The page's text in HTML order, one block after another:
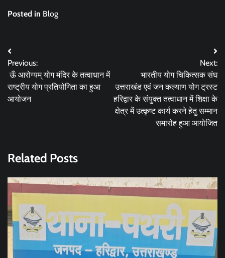
Posted in Blog
Post
navigation
Previous:
ऊँ आरोग्यम् योग मंदिर के तत्वाधान में
राष्ट्रीय योग प्रतियोगिता का हुआ
आयोजन
Next:
भारतीय योग चिकित्सक संघ
उत्तराखंड एवं जन कल्याण योग ट्रस्ट
हरिद्वार के संयुक्त तत्वाधान में शिक्षा के
क्षेत्र में उत्कृष्ट कार्य करने हेतु सम्मान
समारोह हुआ आयोजित
Related Posts